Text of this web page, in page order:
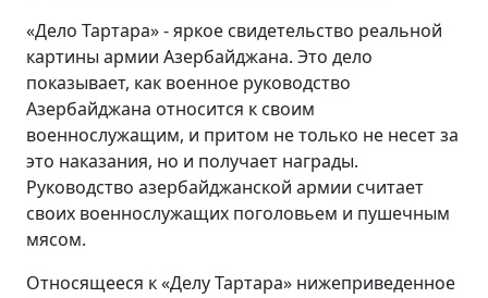
«Дело Тартара» - яркое свидетельство реальной
картины армии Азербайджана. Это дело
показывает, как военное руководство
Азербайджана относится к своим
военнослужащим, и притом не только не несет за
это наказания, но и получает награды.
Руководство азербайджанской армии считает
своих военнослужащих поголовьем и пушечным
мясом.
Относящееся к «Делу Тартара» нижеприведенное